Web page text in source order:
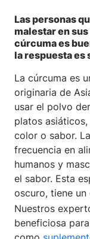
Las personas
malestar en
cúrcuma es
la respuesta es
La cúrcuma es
originaria de
usar el polvo
platos
color o sabor.
frecuencia en
humanos y
el sabor. Esta
oscuro, tiene
Nuestros
beneficiosa